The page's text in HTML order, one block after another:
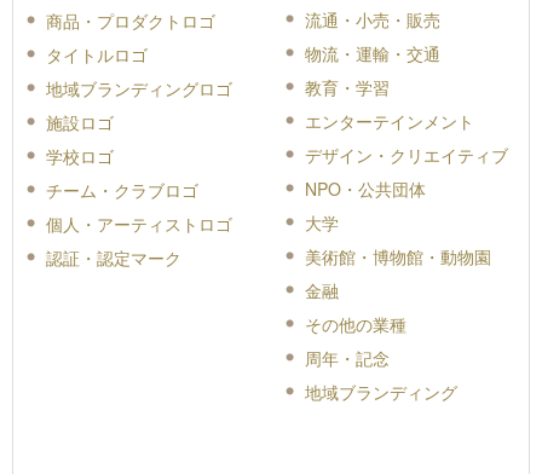
商品・プロダクトロゴ
タイトルロゴ
地域ブランディングロゴ
施設ロゴ
学校ロゴ
チーム・クラブロゴ
個人・アーティストロゴ
認証・認定マーク
流通・小売・販売
物流・運輸・交通
教育・学習
エンターテインメント
デザイン・クリエイティブ
NPO・公共団体
大学
美術館・博物館・動物園
金融
その他の業種
周年・記念
地域ブランディング